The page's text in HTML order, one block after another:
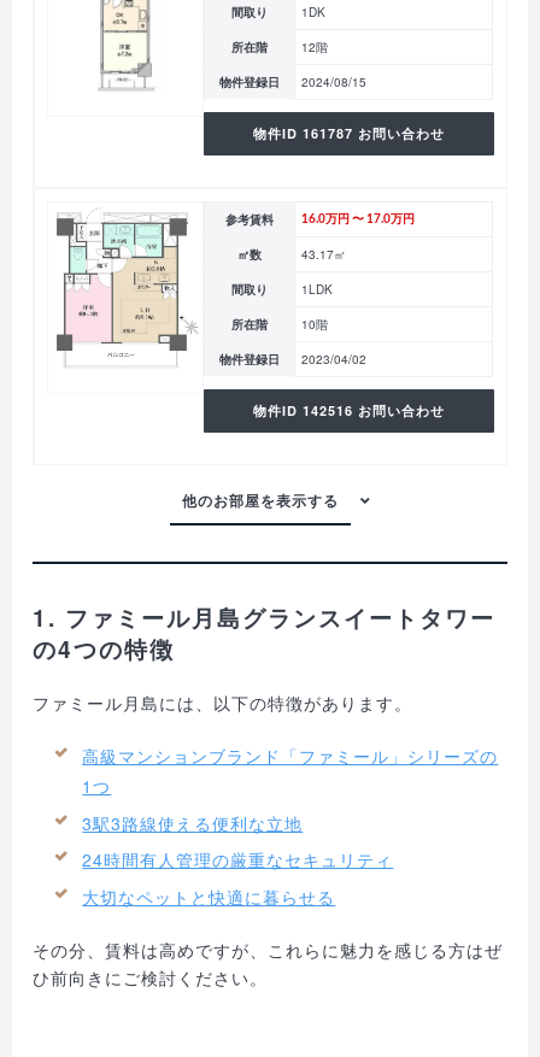
間取り 1DK
所在階 12階
物件登録日 2024/08/15
物件ID 161787 お問い合わせ
参考賃料 16.0万円 〜 17.0万円
㎡数 43.17㎡
間取り 1LDK
所在階 10階
物件登録日 2023/04/02
物件ID 142516 お問い合わせ
1. ファミール月島グランスイートタワー
の4つの特徴
ファミール月島には、以下の特徴があります。
高級マンションブランド「ファミール」シリーズの
1つ
3駅3路線使える便利な立地
24時間有人管理の厳重なセキュリティ
大切なペットと快適に暮らせる
その分、賃料は高めですが、これらに魅力を感じる方はぜ
ひ前向きにご検討ください。